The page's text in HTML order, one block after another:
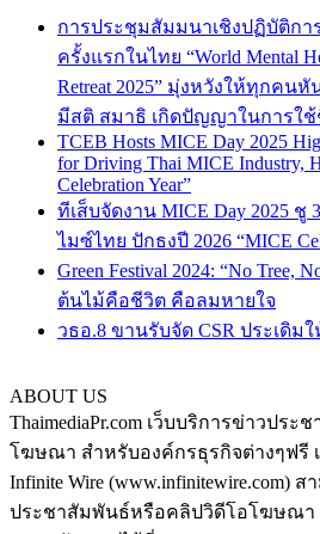
การประชุมสัมมนาเชิงปฏิบัติก
ครั้งแรกในไทย “World Mental
Retreat 2025” มุ่งหวังให้ทุกค
มีสติ สมาธิ เกิดปัญญาในการใ
TCEB Hosts MICE Day 2025
for Driving Thai MICE Industry,
Celebration Year”
ทีเส็บจัดงาน MICE Day 2025
ไมซ์ไทย ปักธงปี 2026 “MICE
Green Festival 2024: “No Tree,
ต้นไม้คือชีวิต คือลมหายใจ
วธอ.8 ขานรับจัด CSR ประเดิม
ABOUT US
ThaimediaPr.com เว็บบริการข่าวปร
โฆษณา สำหรับองค์กรธุรกิจต่างๆฟรี
Infinite Wire (www.infinitewire.com)
ประชาสัมพันธ์หรือคลิปวิดีโอโฆษณา